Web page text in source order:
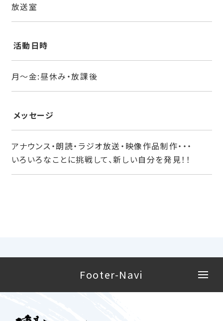
放送室
活動日時
月〜金:昼休み・放課後
メッセージ
アナウンス・朗読・ラジオ放送・映像作品制作・・・
いろいろなことに挑戦して、新しい自分を発見！！
Footer-Navi
HOME